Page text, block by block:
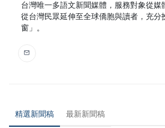
台灣唯一多語文新聞媒體，服務對象從媒
從台灣民眾延伸至全球僑胞與讀者，充分
窗」。
精選新聞稿 最新新聞稿